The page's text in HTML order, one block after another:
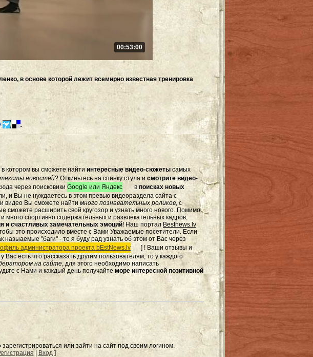
00:53:00
в основе которой лежит всемирно известная тренировка
в котором вы сможете найти интересные видео-сюжетысамых
тексты новостей? Откиньтесь на спинку стула и смотрите видео-
через поисковики Google или Яндекс в поисках новых
и Вы не нуждаетесь в этом превью видеораздела сайта с
видео Вы сможете найти много познавательных роликов, с
сможете расширить свой кругозор и узнать много нового. Помимо
много спортивно содержательных и развлекательных кадров,
и счастливых замечательных эмоций! Наш портал Bestnews.lv
это происходило вместе с Вами Уважаемые посетители. Если
"баги" - то я буду рад узнать об этом от Вас через
администратора проекта bEstNews.lv
] ! Ваши отзывы и
Вас есть что рассказать другим пользователям, то у каждого
на сайте, для этого необходимо написать
с Нами и каждый день получайте море интересной позитивной
или зайти на сайт под своим логином.
Вход]